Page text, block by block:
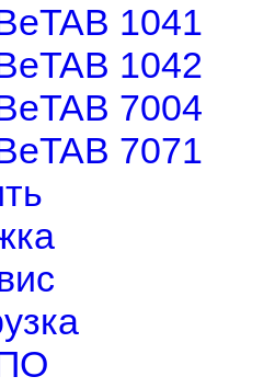
1041
1042
7004
7071